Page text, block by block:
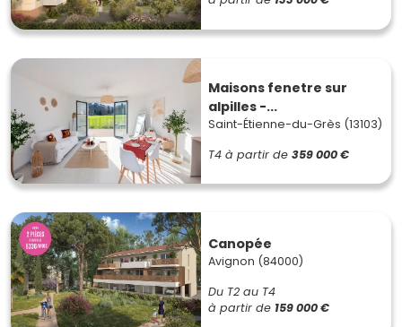
Maisons fenetre sur
alpilles -...
Saint-Étienne-du-Grès (13103)
T4 à partir de 359 000 €
Canopée
Avignon (84000)
Du T2 au T4
à partir de 159 000 €